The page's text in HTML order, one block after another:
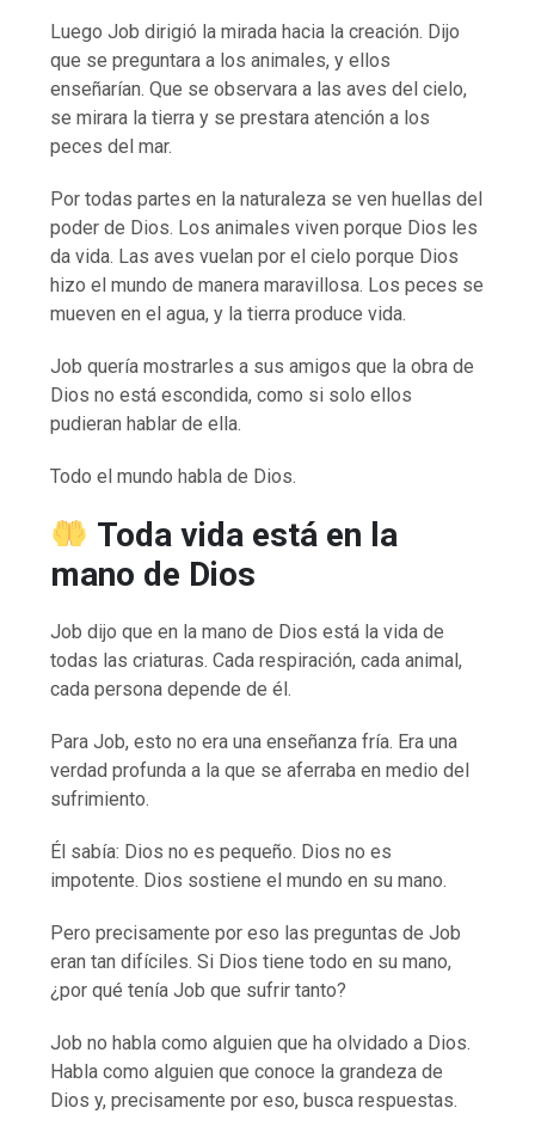
Luego Job dirigió la mirada hacia la creación. Dijo
que se preguntara a los animales, y ellos
enseñarían. Que se observara a las aves del cielo,
se mirara la tierra y se prestara atención a los
peces del mar.
Por todas partes en la naturaleza se ven huellas del
poder de Dios. Los animales viven porque Dios les
da vida. Las aves vuelan por el cielo porque Dios
hizo el mundo de manera maravillosa. Los peces se
mueven en el agua, y la tierra produce vida.
Job quería mostrarles a sus amigos que la obra de
Dios no está escondida, como si solo ellos
pudieran hablar de ella.
Todo el mundo habla de Dios.
Toda vida está en la
mano de Dios
Job dijo que en la mano de Dios está la vida de
todas las criaturas. Cada respiración, cada animal,
cada persona depende de él.
Para Job, esto no era una enseñanza fría. Era una
verdad profunda a la que se aferraba en medio del
sufrimiento.
Él sabía: Dios no es pequeño. Dios no es
impotente. Dios sostiene el mundo en su mano.
Pero precisamente por eso las preguntas de Job
eran tan difíciles. Si Dios tiene todo en su mano,
¿por qué tenía Job que sufrir tanto?
Job no habla como alguien que ha olvidado a Dios.
Habla como alguien que conoce la grandeza de
Dios y, precisamente por eso, busca respuestas.